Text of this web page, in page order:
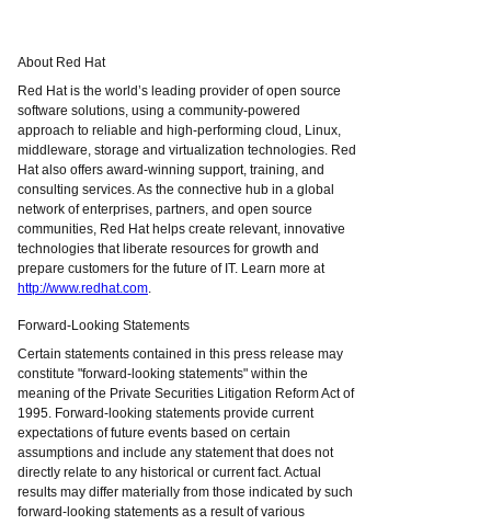
About Red Hat
Red Hat is the world’s leading provider of open source
software solutions, using a community-powered
approach to reliable and high-performing cloud, Linux,
middleware, storage and virtualization technologies. Red
Hat also offers award-winning support, training, and
consulting services. As the connective hub in a global
network of enterprises, partners, and open source
communities, Red Hat helps create relevant, innovative
technologies that liberate resources for growth and
prepare customers for the future of IT. Learn more at
http://www.redhat.com.
Forward-Looking Statements
Certain statements contained in this press release may
constitute "forward-looking statements" within the
meaning of the Private Securities Litigation Reform Act of
1995. Forward-looking statements provide current
expectations of future events based on certain
assumptions and include any statement that does not
directly relate to any historical or current fact. Actual
results may differ materially from those indicated by such
forward-looking statements as a result of various